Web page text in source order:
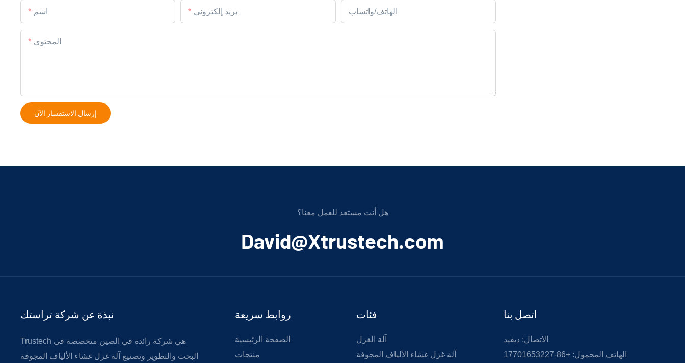
اسم بريد إلكتروني الهاتف/واتساب
المحتوى
إرسال الاستفسار الآن
هل أنت مستعد للعمل معنا؟
﻿David@Xtrustech.com
نبذة عن شركة تراستك
Trustech هي شركة رائدة في الصين متخصصة في
البحث والتطوير وتصنيع آلة غزل غشاء الألياف المجوفة
روابط سريعة
الصفحة الرئيسية
منتجات
فئات
آلة الغزل
آلة غزل غشاء الألياف المجوفة
اتصل بنا
الاتصال: ديفيد
الهاتف المحمول: +86-17701653227